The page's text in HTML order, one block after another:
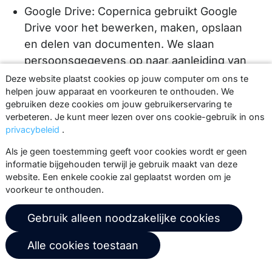
Google Drive: Copernica gebruikt Google
Drive voor het bewerken, maken, opslaan
en delen van documenten. We slaan
persoonsgegevens op naar aanleiding van
onder andere gespreksverslagen, notulen
van vergaderingen en overzichten van
verkoopresultaten (Privacybeleid).
Blue10 en Twinfield: Copernica gebruikt
Blue10 en Twinfield voor administratieve
doeleinden (Privacybeleid van Blue10,
privacybeleid van Twinfield.).
ABN AMRO: Copernica gebruikt software
van ABN AMRO om te bankieren
Miro: Copernica gebruikt software van Miro
Deze website plaatst cookies op jouw computer om ons te
helpen jouw apparaat en voorkeuren te onthouden. We
gebruiken deze cookies om jouw gebruikerservaring te
verbeteren. Je kunt meer lezen over ons cookie-gebruik in ons
privacybeleid .
Als je geen toestemming geeft voor cookies wordt er geen
informatie bijgehouden terwijl je gebruik maakt van deze
website. Een enkele cookie zal geplaatst worden om je
voorkeur te onthouden.
Gebruik alleen noodzakelijke cookies
Alle cookies toestaan